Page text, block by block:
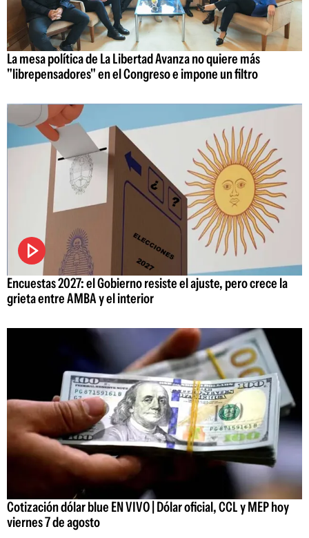
La mesa política de La Libertad Avanza no quiere más
"librepensadores" en el Congreso e impone un filtro
Encuestas 2027: el Gobierno resiste el ajuste, pero crece la
grieta entre AMBA y el interior
Cotización dólar blue EN VIVO | Dólar oficial, CCL y MEP hoy
viernes 7 de agosto